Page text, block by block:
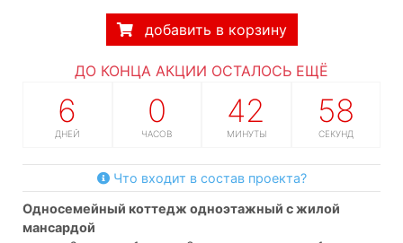
добавить в корзину
ДО КОНЦА АКЦИИ ОСТАЛОСЬ ЕЩЁ
6
ДНЕЙ
0
ЧАСОВ
42
МИНУТЫ
57
СЕКУНД
Что входит в состав проекта?
односемейный коттедж одноэтажный с жилой
мансардой